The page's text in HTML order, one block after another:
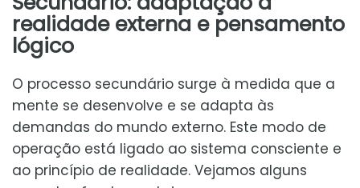
realidade externa e pensamento
lógico
O processo secundário surge à medida que a
mente se desenvolve e se adapta às
demandas do mundo externo. Este modo de
operação está ligado ao sistema consciente e
ao princípio de realidade. Vejamos alguns